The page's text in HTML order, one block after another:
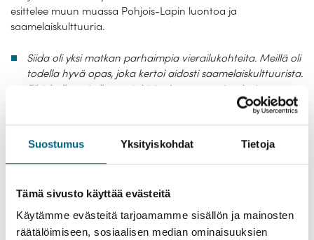
Suostumus Yksityiskohdat Tietoja
Tämä sivusto käyttää evästeitä
Käytämme evästeitä tarjoamamme sisällön ja mainosten
räätälöimiseen, sosiaalisen median ominaisuuksien
esittelee muun muassa Pohjois-Lapin luontoa ja
saamelaiskulttuuria.
Siida oli yksi matkan parhaimpia vierailukohteita. Meillä oli
todella hyvä opas, joka kertoi aidosti saamelaiskulttuurista.
Eikä hullumpi ollut myöskään Aanaar-ravintola, jossa
Tromssan pysähdyksellä Johanna koki ainutlaatuisen
yökonsertin, joka päättyi yöllä ennen laivan lähtöä
soittajaa ja se oli huikea!